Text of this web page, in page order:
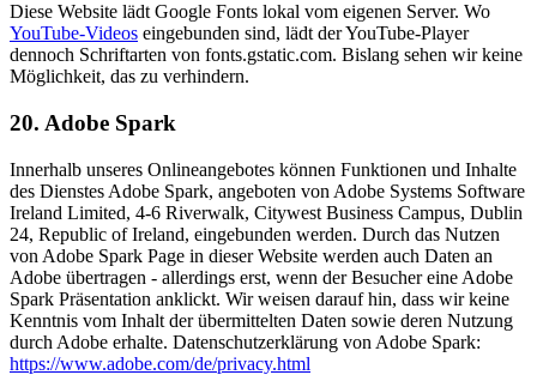
Diese Website lädt Google Fonts lokal vom eigenen Server. Wo
YouTube-Videos eingebunden sind, lädt der YouTube-Player
dennoch Schriftarten von fonts.gstatic.com. Bislang sehen wir keine
Möglichkeit, das zu verhindern.
20. Adobe Spark
Innerhalb unseres Onlineangebotes können Funktionen und Inhalte
des Dienstes Adobe Spark, angeboten von Adobe Systems Software
Ireland Limited, 4-6 Riverwalk, Citywest Business Campus, Dublin
24, Republic of Ireland, eingebunden werden. Durch das Nutzen
von Adobe Spark Page in dieser Website werden auch Daten an
Adobe übertragen - allerdings erst, wenn der Besucher eine Adobe
Spark Präsentation anklickt. Wir weisen darauf hin, dass wir keine
Kenntnis vom Inhalt der übermittelten Daten sowie deren Nutzung
durch Adobe erhalte. Datenschutzerklärung von Adobe Spark:
https://www.adobe.com/de/privacy.html